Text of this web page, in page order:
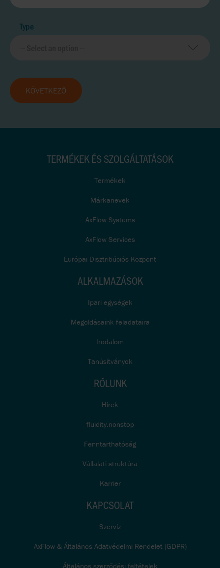
Type
KÖVETKEZŐ
TERMÉKEK ÉS SZOLGÁLTATÁSOK
Termékek
Márkanevek
AxFlow Systems
AxFlow Services
Európai Disztribúciós Központ
ALKALMAZÁSOK
Ipari egységek
Megoldásaink feladataira
Irodalom
Tanúsítványok
RÓLUNK
Hírek
fluidity.nonstop
Fenntarthatóság
Vállalati struktúra
Karrier
KAPCSOLAT
Szervíz
AxFlow & Általános Adatvédelmi Rendelet (GDPR)
Általános szerződési feltételek